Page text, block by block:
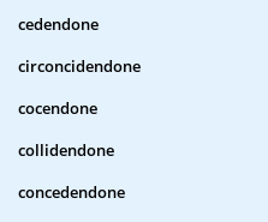
cedendone
circoncidendone
cocendone
collidendone
concedendone